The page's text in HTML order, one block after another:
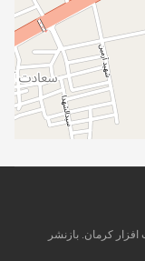
کرمان. بازنشر